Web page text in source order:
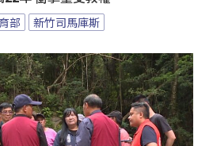
部 新竹司馬庫斯